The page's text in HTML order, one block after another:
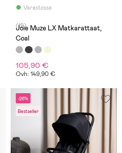
Varastossa
(19)
Joie Muze LX Matkarattaat,
Coal
105,90 €
Ovh: 149,90 €
-26%
Bestseller